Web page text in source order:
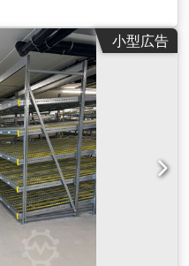
小型広告